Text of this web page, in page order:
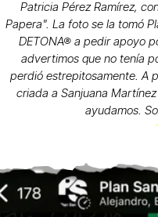
Patricia Pérez Ramírez,
Papera". La foto se la tomó
DETONA® a pedir apoyo
advertimos que no tenía
perdió estrepitosamente. A
criada a Sanjuana
ayudamos.